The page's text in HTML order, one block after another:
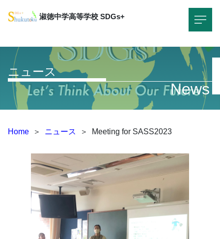
淑徳中学高等学校 SDGs+
ニュース
News
Home ＞ ニュース ＞ Meeting for SASS2023